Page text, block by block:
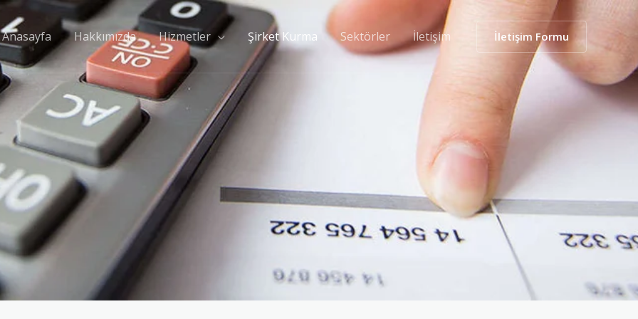
Anasayfa Hakkımızda Hizmetler Şirket Kurma Sektörler İletişim İletişim Formu